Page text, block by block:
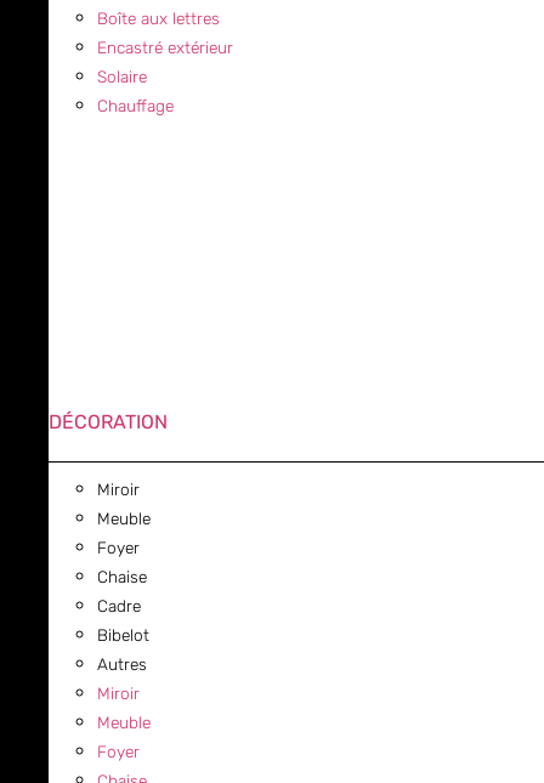
Boîte aux lettres
Encastré extérieur
Solaire
Chauffage
DÉCORATION
Miroir
Meuble
Foyer
Chaise
Cadre
Bibelot
Autres
Miroir
Meuble
Foyer